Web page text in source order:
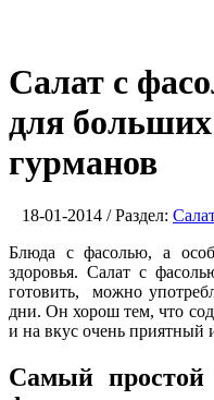
Салат с
для
гурманов
18-01-2014 / Раздел:
Блюда с фасолью, а
здоровья. Салат с
готовить, можно
дни. Он хорош тем, что
и на вкус очень приятный
Самый